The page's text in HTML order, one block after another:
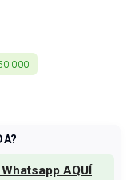
Whatsapp AQUÍ